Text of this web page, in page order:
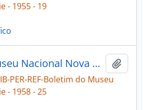
- 1955 - 19
[Boletim do Museu Nacional Nova Série: Geologia]
PER-REF-Boletim do Museu
- 1958 - 25